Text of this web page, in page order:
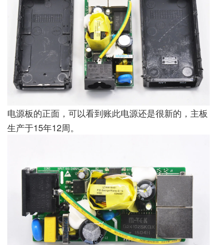
电源板的正面，可以看到账此电源还是很新的，主板
生产于15年12周。